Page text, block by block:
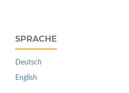
SPRACHE
Deutsch
English